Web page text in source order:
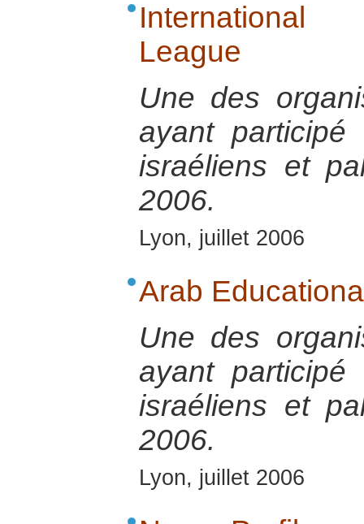
International
League
Une des
ayant
israéliens et
2006.
Lyon, juillet 2006
Arab
Une des
ayant
israéliens et
2006.
Lyon, juillet 2006